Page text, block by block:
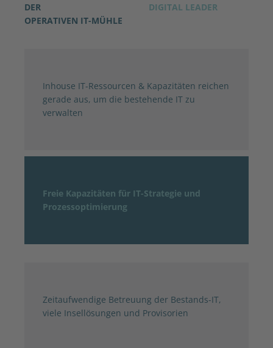
DER
OPERATIVEN IT-MÜHLE
DIGITAL LEADER
Inhouse IT-Ressourcen & Kapazitäten reichen
gerade aus, um die bestehende IT zu
verwalten
Freie Kapazitäten für IT-Strategie und
Prozessoptimierung
Zeitaufwendige Betreuung der Bestands-IT,
viele Insellösungen und Provisorien